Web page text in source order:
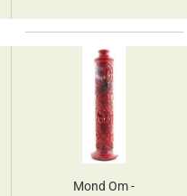
Mond Om -